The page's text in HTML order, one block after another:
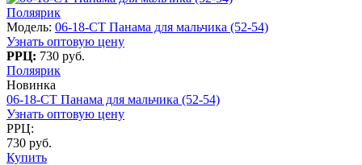
Поляярик
Модель: 06-18-CT Панама для мальчика (52-54)
Узнать оптовую цену
РРЦ: 730 руб.
Поляярик
Новинка
06-18-CT Панама для мальчика (52-54)
Узнать оптовую цену
РРЦ:
730 руб.
Купить